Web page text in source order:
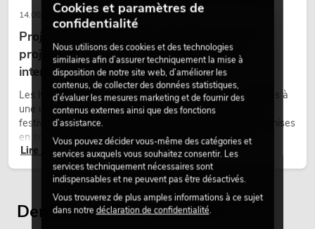
No. 20000458L'article n'est plus disponible
14.05.2026
Projecteurs à tête mobile d'extérieur : des
projecteurs à tête mobile résistants aux
intempéries pour les événements
Les lyres outdoor sont des projecteurs motorisés destinés à
une utilisation en extérieur. Elles sont utilisées lors de
festivals, de fêtes urbaines, de concerts en plein air, de mises
en scène architecturales et d’installations extérieures
temporaires.
Lire maintenant
Derniers articles consultés
Cookies et paramètres de
confidentialité
Nous utilisons des cookies et des technologies
similaires afin d’assurer techniquement la mise à
disposition de notre site web, d’améliorer les
contenus, de collecter des données statistiques,
d’évaluer les mesures marketing et de fournir des
contenus externes ainsi que des fonctions
d’assistance.
Vous pouvez décider vous-même des catégories et
services auxquels vous souhaitez consentir. Les
services techniquement nécessaires sont
indispensables et ne peuvent pas être désactivés.
Vous trouverez de plus amples informations à ce sujet
dans notre déclaration de confidentialité.